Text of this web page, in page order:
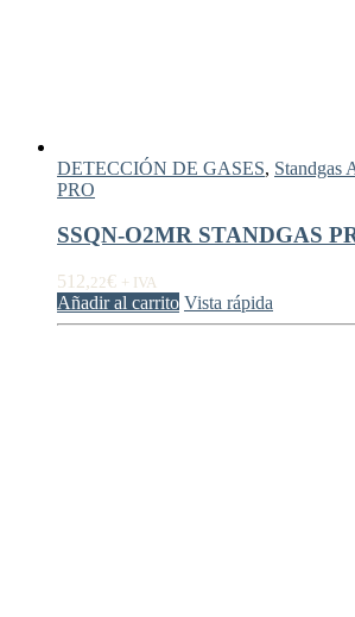
DETECCIÓN DE GASES, Standgas
PRO
SSQN-O2MR STANDGAS
512,22€ + IVA
Añadir al carrito Vista rápida